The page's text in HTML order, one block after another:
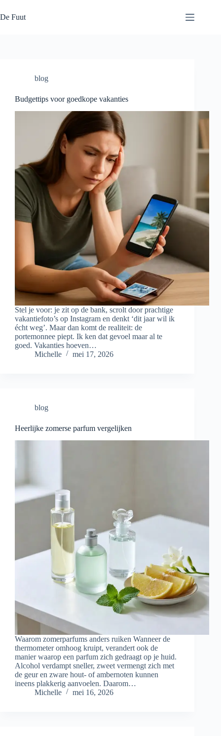
naar
de
De Fuut
blog
Budgettips voor goedkope vakanties
Stel je voor: je zit op de bank, scrolt door prachtige
vakantiefoto’s op Instagram en denkt ‘dit jaar wil ik
écht weg’. Maar dan komt de realiteit: de
portemonnee piept. Ik ken dat gevoel maar al te
goed. Vakanties hoeven…
Michelle
mei 17, 2026
blog
Heerlijke zomerse parfum vergelijken
Waarom zomerparfums anders ruiken Wanneer de
thermometer omhoog kruipt, verandert ook de
manier waarop een parfum zich gedraagt op je huid.
Alcohol verdampt sneller, zweet vermengt zich met
de geur en zware hout- of ambernoten kunnen
ineens plakkerig aanvoelen. Daarom…
Michelle
mei 16, 2026